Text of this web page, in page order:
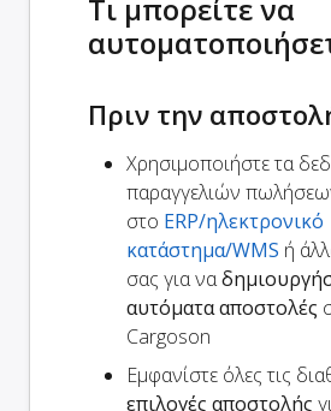
Τι μπορείτε να
Πριν την
Χρησιμοποιήστε τα
παραγγελιών
στο ERP/ηλεκτρονικό
κατάστημα/WMS ή
σας για να
αυτόματα αποστολές
Cargoson
Εμφανίστε όλες τις
επιλογές αποστολής